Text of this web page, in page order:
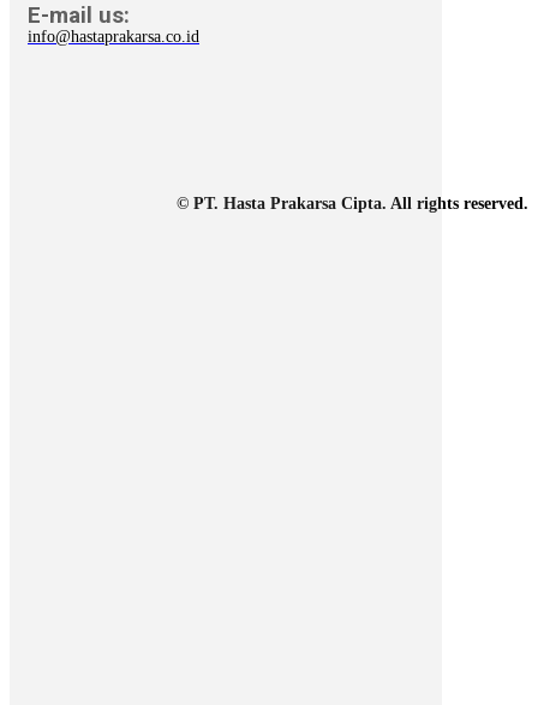
E-mail us:
info@hastaprakarsa.co.id
© PT. Hasta Prakarsa Cipta. All rights reserved.